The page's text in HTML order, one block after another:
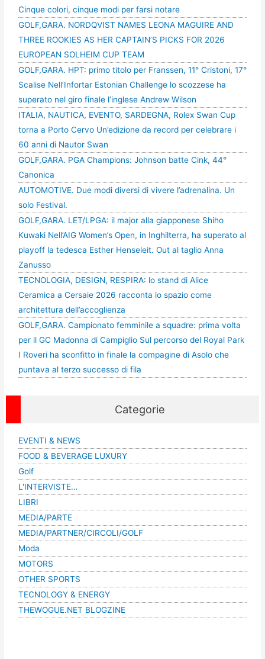
Cinque colori, cinque modi per farsi notare
GOLF,GARA. NORDQVIST NAMES LEONA MAGUIRE AND
THREE ROOKIES AS HER CAPTAIN’S PICKS FOR 2026
EUROPEAN SOLHEIM CUP TEAM
GOLF,GARA. HPT: primo titolo per Franssen, 11° Cristoni, 17°
Scalise Nell’Infortar Estonian Challenge lo scozzese ha
superato nel giro finale l’inglese Andrew Wilson
ITALIA, NAUTICA, EVENTO, SARDEGNA, Rolex Swan Cup
torna a Porto Cervo Un’edizione da record per celebrare i
60 anni di Nautor Swan
GOLF,GARA. PGA Champions: Johnson batte Cink, 44°
Canonica
AUTOMOTIVE. Due modi diversi di vivere l’adrenalina. Un
solo Festival.
GOLF,GARA. LET/LPGA: il major alla giapponese Shiho
Kuwaki Nell’AIG Women’s Open, in Inghilterra, ha superato al
playoff la tedesca Esther Henseleit. Out al taglio Anna
Zanusso
TECNOLOGIA, DESIGN, RESPIRA: lo stand di Alice
Ceramica a Cersaie 2026 racconta lo spazio come
architettura dell’accoglienza
GOLF,GARA. Campionato femminile a squadre: prima volta
per il GC Madonna di Campiglio Sul percorso del Royal Park
I Roveri ha sconfitto in finale la compagine di Asolo che
puntava al terzo successo di fila
Categorie
EVENTI & NEWS
FOOD & BEVERAGE LUXURY
Golf
L'INTERVISTE…
LIBRI
MEDIA/PARTE
MEDIA/PARTNER/CIRCOLI/GOLF
Moda
MOTORS
OTHER SPORTS
TECNOLOGY & ENERGY
THEWOGUE.NET BLOGZINE